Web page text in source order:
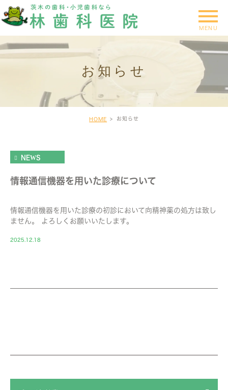
お知らせ
HOME お知らせ
NEWS
情報通信機器を用いた診療について
情報通信機器を用いた診療の初診において向精神薬の処方は致し
ません。 よろしくお願いいたします。
2025.12.18